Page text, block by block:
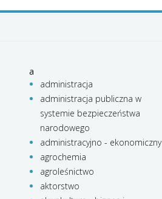
a
administracja
administracja publiczna w
systemie bezpieczeństwa
narodowego
administracyjno - ekonomiczny
agrochemia
agroleśnictwo
aktorstwo